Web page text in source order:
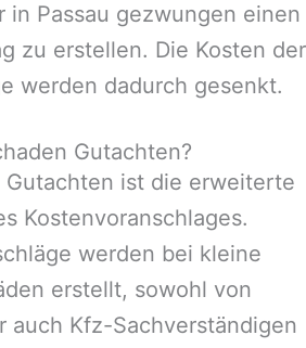
in Passau gezwungen einen
zu erstellen. Die Kosten der
werden dadurch gesenkt.
Gutachten?
Gutachten ist die erweiterte
Kostenvoranschlages.
werden bei kleine
erstellt, sowohl von
auch Kfz-Sachverständigen